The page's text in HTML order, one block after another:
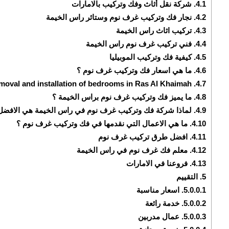
4.1. شركة نقل أثاث وفك وتركيب بالامارات
4.2. نجار فك وتركيب غرف نوم وستائر راس الخيمة
4.3. تركيب اثاث راس الخيمة
4.4. فني تركيب غرف نوم راس الخيمة
4.5. كيفية فك وتركيب الموبيليا
4.6. ما هي اسعار فك وتركيب غرف نوم ؟
4.7.
4.8. ما يميز فك وتركيب غرف نوم براس الخيمة ؟
4.9. لماذا شركة فك وتركيب غرف نوم في راس الخيمة هي
4.10. ما هي الاعمال التي نقدمها في فك وتركيب غرف نوم ؟
4.11.
افضل طرق تركيب غرف نوم
4.12. معلم فك غرف نوم في راس الخيمة
4.13. فروعنا في الامارات
5.
التقييم
5.0.0.1.
اسعار مناسبة
5.0.0.2. خدمة رائعة
5.0.0.3. عمال مدربين